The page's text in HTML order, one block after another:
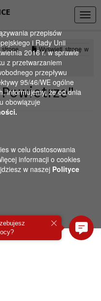
przepisów
i Rady Unii
2016 r. w sprawie
z przetwarzaniem
przepływu
95/46/WE ogólne
informujemy, że od dnia
obowiązuje
w celu dostosowania
informacji o cookies
w naszej Polityce
Wyświetl stronę w